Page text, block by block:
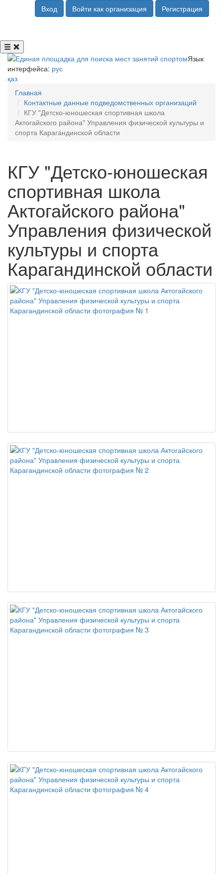
Вход Войти как организация Регистрация
Язык
интерфейса: рус
қаз
Главная
Контактные данные подведомственных организаций
КГУ "Детско-юношеская спортивная школа
Актогайского района" Управления физической культуры и
спорта Карагандинской области
КГУ "Детско-юношеская
спортивная школа
Актогайского района"
Управления физической
культуры и спорта
Карагандинской области